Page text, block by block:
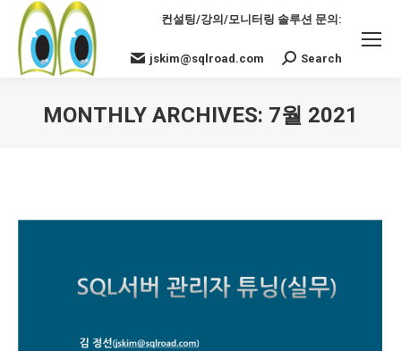
컨설팅/강의/모니터링 솔루션 문의:
jskim@sqlroad.com Search:
Search
MONTHLY ARCHIVES: 7월 2021